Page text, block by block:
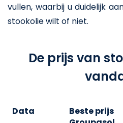
vullen, waarbij u duidelijk
stookolie wilt of niet.
De prijs van
Data
Beste prijs